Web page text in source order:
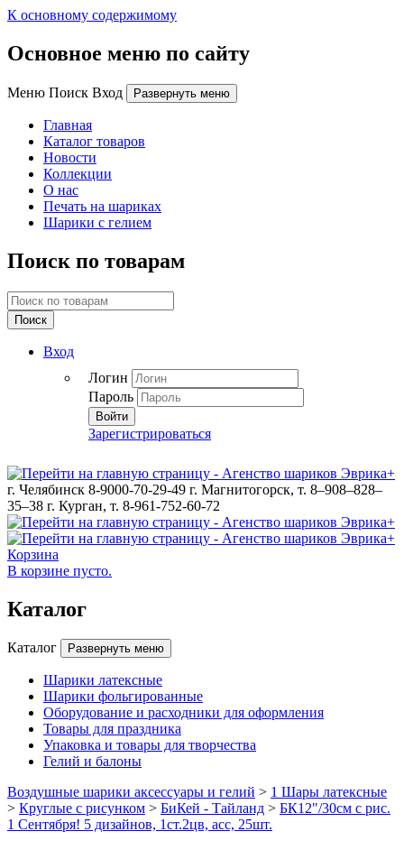
К основному содержимому
Основное меню по сайту
Меню Поиск Вход Развернуть меню
Главная
Каталог товаров
Новости
Коллекции
О нас
Печать на шариках
Шарики с гелием
Поиск по товарам
Поиск
Вход
Логин
Пароль
Войти
Зарегистрироваться
г. Челябинск 8-9000-70-29-49 г. Магнитогорск, т. 8–908–828–
35–38 г. Курган, т. 8-961-752-60-72
Корзина
В корзине пусто.
Каталог
Каталог Развернуть меню
Шарики латексные
Шарики фольгированные
Оборудование и расходники для оформления
Товары для праздника
Упаковка и товары для творчества
Гелий и балоны
Воздушные шарики аксессуары и гелий > 1 Шары латексные
> Круглые с рисунком > БиКей - Тайланд > БК12"/30см с рис.
1 Сентября! 5 дизайнов, 1ст.2цв, асс, 25шт.